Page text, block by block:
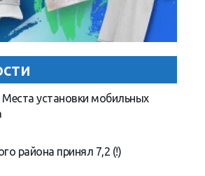
Места установки мобильных
района принял 7,2 (!)